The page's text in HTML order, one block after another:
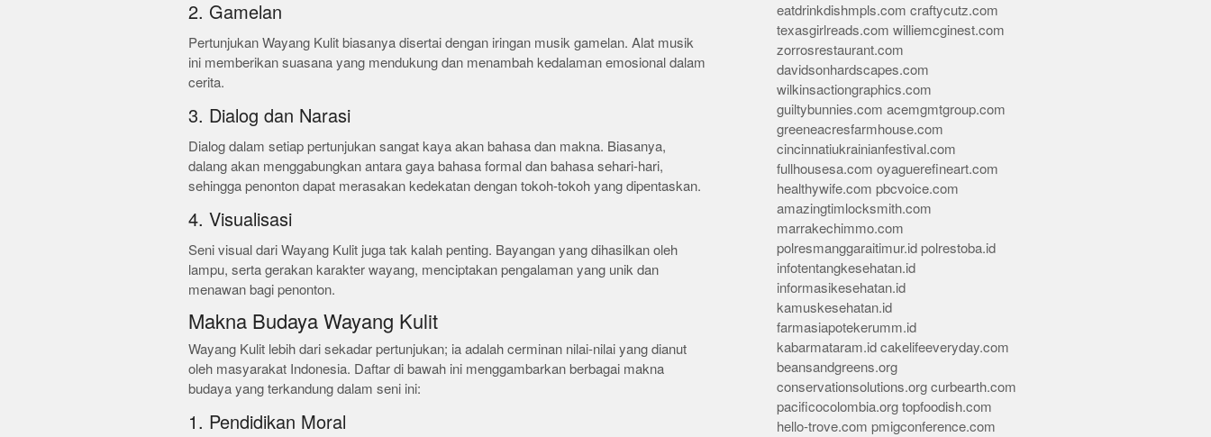
2. Gamelan
Pertunjukan Wayang Kulit biasanya disertai dengan iringan musik gamelan. Alat musik
ini memberikan suasana yang mendukung dan menambah kedalaman emosional dalam
cerita.
3. Dialog dan Narasi
Dialog dalam setiap pertunjukan sangat kaya akan bahasa dan makna. Biasanya,
dalang akan menggabungkan antara gaya bahasa formal dan bahasa sehari-hari,
sehingga penonton dapat merasakan kedekatan dengan tokoh-tokoh yang dipentaskan.
4. Visualisasi
Seni visual dari Wayang Kulit juga tak kalah penting. Bayangan yang dihasilkan oleh
lampu, serta gerakan karakter wayang, menciptakan pengalaman yang unik dan
menawan bagi penonton.
Makna Budaya Wayang Kulit
Wayang Kulit lebih dari sekadar pertunjukan; ia adalah cerminan nilai-nilai yang dianut
oleh masyarakat Indonesia. Daftar di bawah ini menggambarkan berbagai makna
budaya yang terkandung dalam seni ini:
1. Pendidikan Moral
eatdrinkdishmpls.com craftycutz.com
texasgirlreads.com williemcginest.com
zorrosrestaurant.com
davidsonhardscapes.com
wilkinsactiongraphics.com
guiltybunnies.com acemgmtgroup.com
greeneacresfarmhouse.com
cincinnatiukrainianfestival.com
fullhousesa.com oyaguerefineart.com
healthywife.com pbcvoice.com
amazingtimlocksmith.com
marrakechimmo.com
polresmanggaraitimur.id polrestoba.id
infotentangkesehatan.id
informasikesehatan.id
kamuskesehatan.id
farmasiapotekerumm.id
kabarmataram.id cakelifeeveryday.com
beansandgreens.org
conservationsolutions.org curbearth.com
pacificocolombia.org topfoodish.com
hello-trove.com pmigconference.com